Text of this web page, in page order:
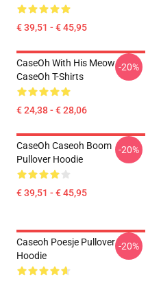
€ 39,51 - € 45,95
CaseOh With His Meow
CaseOh T-Shirts
€ 24,38 - € 28,06
-20%
CaseOh Caseoh Boom
Pullover Hoodie
€ 39,51 - € 45,95
-20%
Caseoh Poesje Pullover
Hoodie
-20%